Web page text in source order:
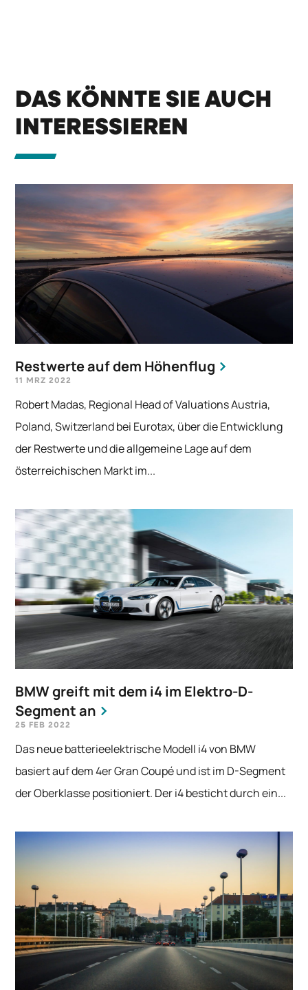
DAS KÖNNTE SIE AUCH
INTERESSIEREN
Restwerte auf dem Höhenflug
11 MRZ 2022
Robert Madas, Regional Head of Valuations Austria,
Poland, Switzerland bei Eurotax, über die Entwicklung
der Restwerte und die allgemeine Lage auf dem
österreichischen Markt im...
BMW greift mit dem i4 im Elektro-D-
Segment an
25 FEB 2022
Das neue batterieelektrische Modell i4 von BMW
basiert auf dem 4er Gran Coupé und ist im D-Segment
der Oberklasse positioniert. Der i4 besticht durch ein...